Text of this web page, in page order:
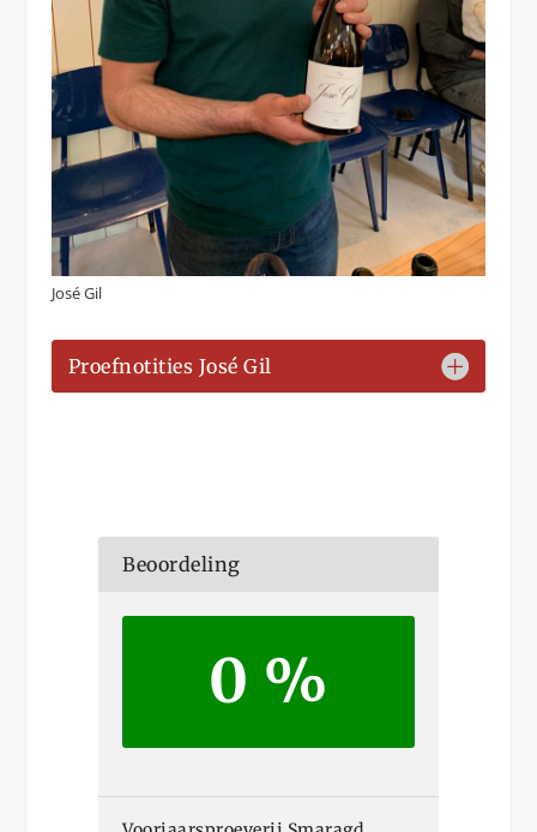
José Gil
Proefnotities José Gil
Beoordeling
0 %